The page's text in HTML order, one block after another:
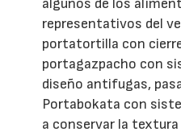
algunos de los
representativos del
portatortilla con
portagazpacho con
diseño antifugas,
Portabokata con
a conservar la textura